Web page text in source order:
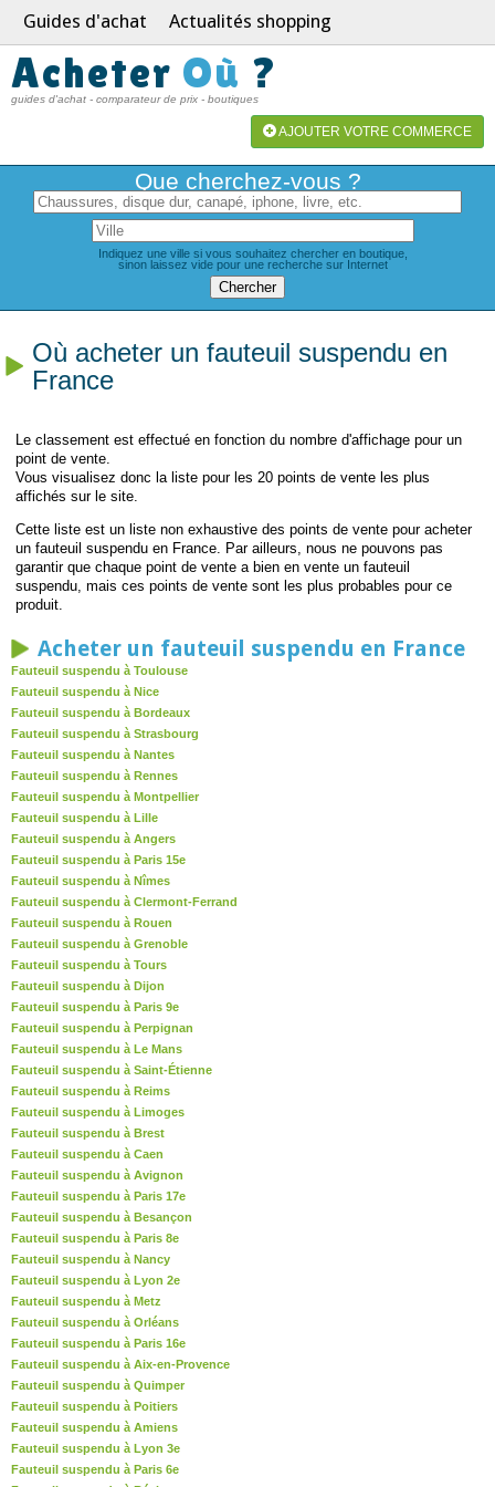
Guides d'achat Actualités shopping
Acheter Où ?
guides d'achat - comparateur de prix - boutiques
AJOUTER VOTRE COMMERCE
Que cherchez-vous ?
Indiquez une ville si vous souhaitez chercher en boutique,
sinon laissez vide pour une recherche sur Internet
Où acheter un fauteuil suspendu en
France
Le classement est effectué en fonction du nombre d'affichage pour un
point de vente.
Vous visualisez donc la liste pour les 20 points de vente les plus
affichés sur le site.
Cette liste est un liste non exhaustive des points de vente pour acheter
un fauteuil suspendu en France. Par ailleurs, nous ne pouvons pas
garantir que chaque point de vente a bien en vente un fauteuil
suspendu, mais ces points de vente sont les plus probables pour ce
produit.
Acheter un fauteuil suspendu en France
Fauteuil suspendu à Toulouse
Fauteuil suspendu à Nice
Fauteuil suspendu à Bordeaux
Fauteuil suspendu à Strasbourg
Fauteuil suspendu à Nantes
Fauteuil suspendu à Rennes
Fauteuil suspendu à Montpellier
Fauteuil suspendu à Lille
Fauteuil suspendu à Angers
Fauteuil suspendu à Paris 15e
Fauteuil suspendu à Nîmes
Fauteuil suspendu à Clermont-Ferrand
Fauteuil suspendu à Rouen
Fauteuil suspendu à Grenoble
Fauteuil suspendu à Tours
Fauteuil suspendu à Dijon
Fauteuil suspendu à Paris 9e
Fauteuil suspendu à Perpignan
Fauteuil suspendu à Le Mans
Fauteuil suspendu à Saint-Étienne
Fauteuil suspendu à Reims
Fauteuil suspendu à Limoges
Fauteuil suspendu à Brest
Fauteuil suspendu à Caen
Fauteuil suspendu à Avignon
Fauteuil suspendu à Paris 17e
Fauteuil suspendu à Besançon
Fauteuil suspendu à Paris 8e
Fauteuil suspendu à Nancy
Fauteuil suspendu à Lyon 2e
Fauteuil suspendu à Metz
Fauteuil suspendu à Orléans
Fauteuil suspendu à Paris 16e
Fauteuil suspendu à Aix-en-Provence
Fauteuil suspendu à Quimper
Fauteuil suspendu à Poitiers
Fauteuil suspendu à Amiens
Fauteuil suspendu à Lyon 3e
Fauteuil suspendu à Paris 6e